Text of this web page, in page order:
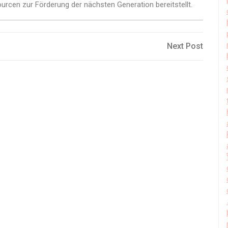
zur Förderung der nächsten Generation bereitstellt.
Next
Next Post